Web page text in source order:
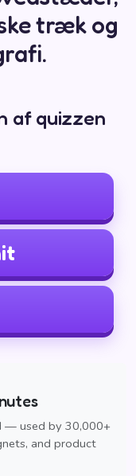
træk og
af quizzen
— used by 30,000+
and product